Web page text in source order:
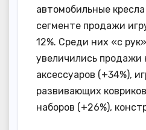
автомобильные
сегменте продажи
12%. Среди них «с
увеличились продажи
аксессуаров (+34%),
развивающих
наборов (+26%),